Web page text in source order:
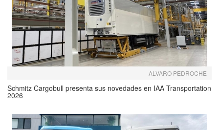
ALVARO PEDROCHE
Schmitz Cargobull presenta sus novedades en IAA Transportation
2026